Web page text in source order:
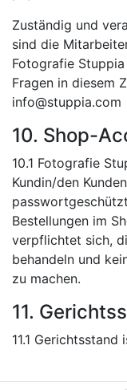
Zuständig und
sind die
Fotografie
Fragen in diesem
info@stuppia.com
10. Shop-
10.1 Fotografie
Kundin/den
Bestellungen im
verpflichtet sich,
behandeln und
zu machen.
11.
11.1 Gerichtsstand